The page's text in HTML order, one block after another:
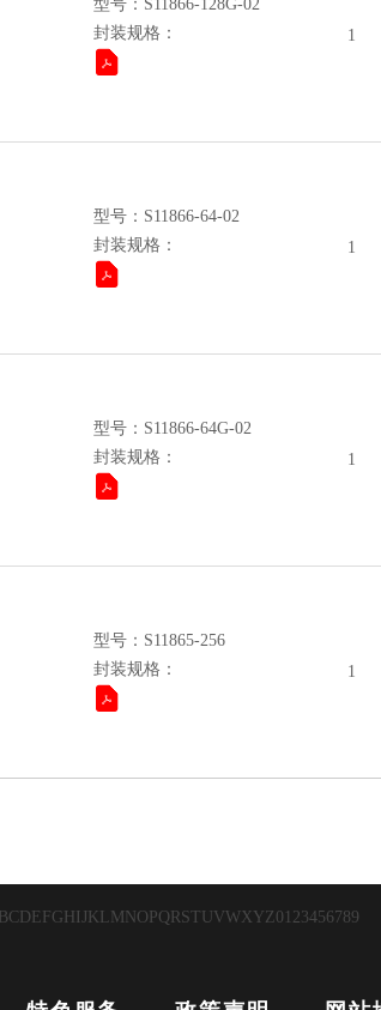
型号：S11866-128G-02
封装规格：
1
型号：S11866-64-02
封装规格：
1
型号：S11866-64G-02
封装规格：
1
型号：S11865-256
封装规格：
1
BC D E FG H K M N O PQ RSTUVWX YZ0 23456789